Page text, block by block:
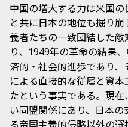
中国の増大する力は米国
と共に日本の地位も掘り
義者たちの一致団結した
り、 1949年の革命の結果
済的・社会的進歩であり
による直接的な従属と資
たという事実である。現
い同盟関係にあり、日本
る帝国主義的侵略以外の